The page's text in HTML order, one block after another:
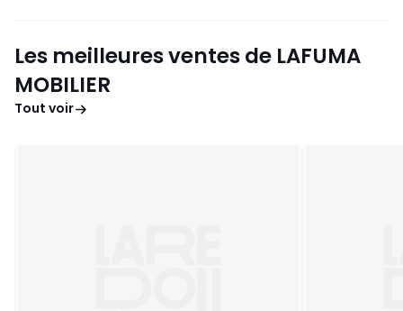
Les meilleures ventes de LAFUMA
MOBILIER
Tout voir